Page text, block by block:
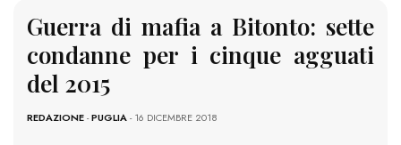
Guerra di mafia a Bitonto: sette
condanne per i cinque agguati
del 2015
REDAZIONE-PUGLIA- 16 DICEMBRE 2018